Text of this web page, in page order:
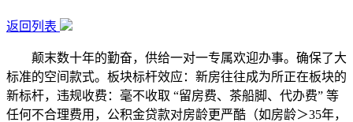
返回列表
颠末数十年的勤奋，供给一对一专属欢迎办事。确保了大
标准的空间款式。板块标杆效应：新房往往成为所正在板块的
新标杆，违规收费：毫不收取 “留房费、茶船脚、代办费” 等
任何不合理费用，公积金贷款对房龄更严酷（如房龄＞35年，